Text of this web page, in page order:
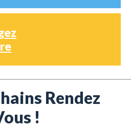
Rendez
!